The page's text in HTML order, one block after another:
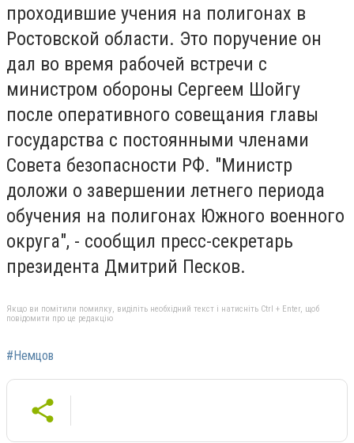
проходившие учения на полигонах в
Ростовской области. Это поручение он
дал во время рабочей встречи с
министром обороны Сергеем Шойгу
после оперативного совещания главы
государства с постоянными членами
Совета безопасности РФ. "Министр
доложи о завершении летнего периода
обучения на полигонах Южного военного
округа", - сообщил пресс-секретарь
президента Дмитрий Песков.
Якщо ви помітили помилку, виділіть необхідний текст і натисніть Ctrl + Enter, щоб
повідомити про це редакцію
#Немцов